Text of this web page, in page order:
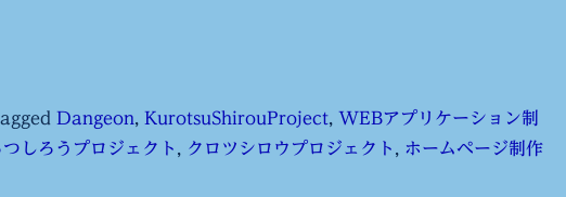
Dangeon KurotsuShirouProject WEBアプリケーション制
つしろうプロジェクト クロツシロウプロジェクト
ホームページ制作